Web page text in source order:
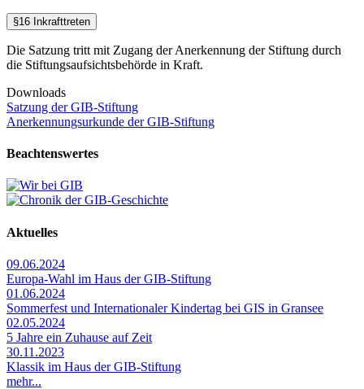
§16 Inkrafttreten
Die Satzung tritt mit Zugang der Anerkennung der Stiftung durch
die Stiftungsaufsichtsbehörde in Kraft.
Downloads
Satzung der GIB-Stiftung
Anerkennungsurkunde der GIB-Stiftung
Beachtenswertes
Aktuelles
09.06.2024
Europa-Wahl im Haus der GIB-Stiftung
01.06.2024
Sommerfest und Internationaler Kindertag bei GIS in Gransee
02.05.2024
5 Jahre ein Zuhause auf Zeit
30.11.2023
Klassik im Haus der GIB-Stiftung
mehr...